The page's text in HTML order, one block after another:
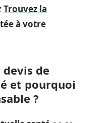
Trouvez la
à votre
de
et pourquoi
?